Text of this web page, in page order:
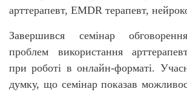
арттерапевт, EMDR терапевт,
Завершився семінар
проблем використання
при роботі в онлайн-форматі.
думку, що семінар показав